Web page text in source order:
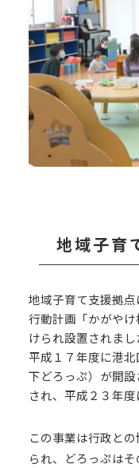
地域子育
地域子育て支援拠
行動計画「かがや
けられ設置されまし
平成１７年度に港
下どろっぷ）が開
され、平成２３年度
この事業は行政と
られ、どろっぷは